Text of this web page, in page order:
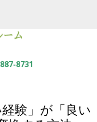
験」が「良い